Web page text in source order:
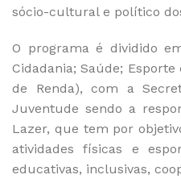
sócio-cultural e político
O programa é dividido
Cidadania; Saúde;
de Renda), com a
Juventude sendo a
Lazer, que tem por
atividades físicas e
educativas, inclusivas,